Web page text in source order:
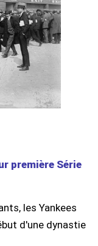
première Série
les Yankees
d'une dynastie